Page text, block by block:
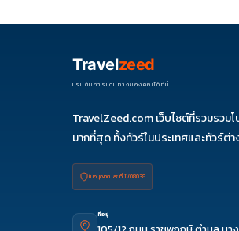
Travelzeed
เริ่มต้นการเดินทางของคุณได้ที่นี่
TravelZeed.com เว็บไซต์ที่รวมรวม
มากที่สุด ทั้งทัวร์ในประเทศและทัวร์ต่า
ใบอนุญาต เลขที่ 11/08038
ที่อยู่